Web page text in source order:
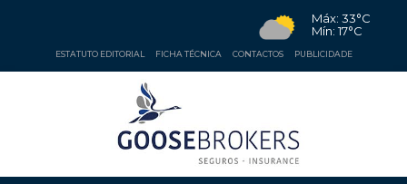
Máx: 33°C
Mín: 17°C
ESTATUTO EDITORIAL FICHA TÉCNICA CONTACTOS PUBLICIDADE